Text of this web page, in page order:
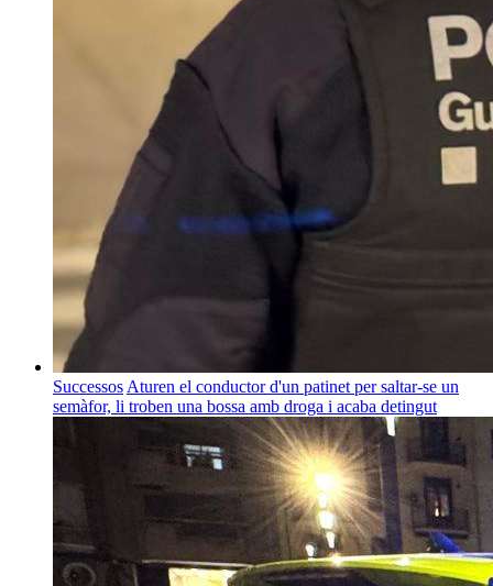
Successos Aturen el conductor d'un patinet per saltar-se un
semàfor, li troben una bossa amb droga i acaba detingut